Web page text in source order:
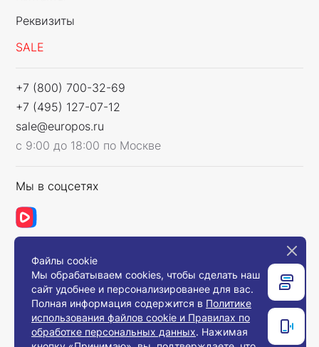
Реквизиты
SALE
+7 (800) 700-32-69
+7 (495) 127-07-12
sale@europos.ru
с 9:00 до 18:00 по Москве
Мы в соцсетях
Связаться с нами
© 2008-2026, Компания «Европос Групп». Все
права защищены.
Файлы cookie
Мы обрабатываем cookies, чтобы сделать наш
сайт удобнее и персонализированее для вас.
Полная информация содержится в Политике
использования файлов cookie и Правилах по
обработке персональных данных. Нажимая